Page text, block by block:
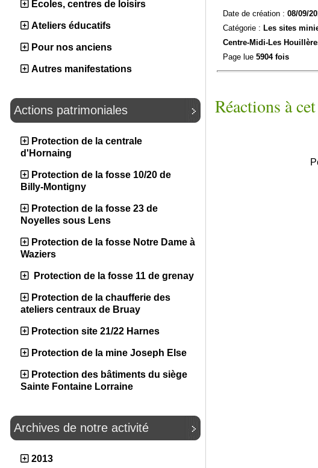
Ecoles, centres de loisirs
Ateliers éducatifs
Pour nos anciens
Autres manifestations
Actions patrimoniales
Protection de la centrale
d'Hornaing
Protection de la fosse 10/20 de
Billy-Montigny
Protection de la fosse 23 de
Noyelles sous Lens
Protection de la fosse Notre Dame à
Waziers
Protection de la fosse 11 de grenay
Protection de la chaufferie des
ateliers centraux de Bruay
Protection site 21/22 Harnes
Protection de la mine Joseph Else
Protection des bâtiments du siège
Sainte Fontaine Lorraine
Archives de notre activité
2013
Date de création : 08/09/
Catégorie : Les sites
Centre-Midi-Les
Page lue 5904 fois
Réactions à